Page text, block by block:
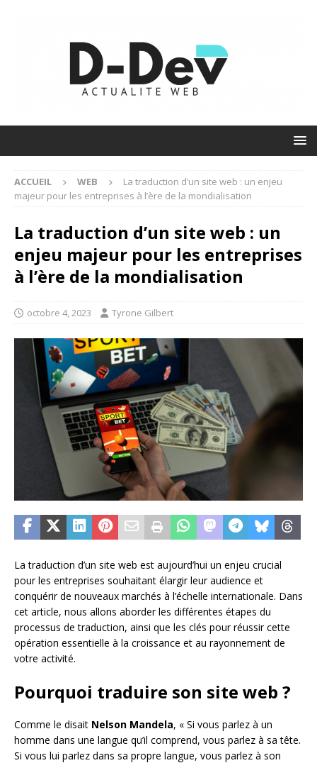
ACCUEIL WEB
La traduction d’un site web : un enjeu
majeur pour les entreprises à l’ère de la mondialisation
La traduction d’un site web : un
enjeu majeur pour les entreprises
à l’ère de la mondialisation
octobre 4, 2023 Tyrone Gilbert
La traduction d’un site web est aujourd’hui un enjeu crucial
pour les entreprises souhaitant élargir leur audience et
conquérir de nouveaux marchés à l’échelle internationale. Dans
cet article, nous allons aborder les différentes étapes du
processus de traduction, ainsi que les clés pour réussir cette
opération essentielle à la croissance et au rayonnement de
votre activité.
Pourquoi traduire son site web ?
Comme le disait Nelson Mandela, « Si vous parlez à un
homme dans une langue qu’il comprend, vous parlez à sa tête.
Si vous lui parlez dans sa propre langue, vous parlez à son